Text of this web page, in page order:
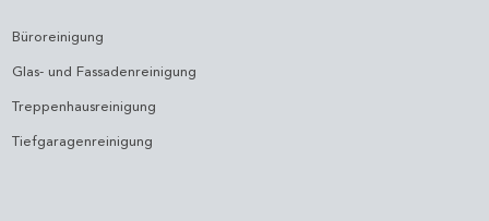
Büroreinigung
Glas- und Fassadenreinigung
Treppenhausreinigung
Tiefgaragenreinigung